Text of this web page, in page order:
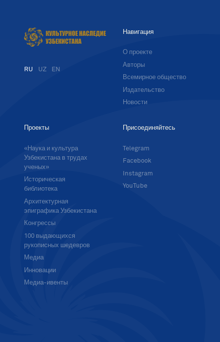
RU UZ EN
Навигация
О проекте
Авторы
Всемирное общество
Издательство
Новости
Проекты
«Наука и культура
Узбекистана в трудах
ученых»
Историческая
библиотека
Архитектурная
эпиграфика Узбекистана
Конгрессы
100 выдающихся
рукописных шедевров
Медиа
Инновации
Медиа-ивенты
Присоединяйтесь
Telegram
Facebook
Instagram
YouTube